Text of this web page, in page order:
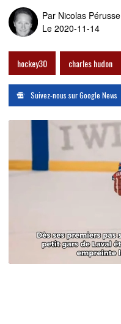
Par Nicolas Pérusse
Le 2020-11-14
hockey30 charles hudon
Suivez-nous sur Google News